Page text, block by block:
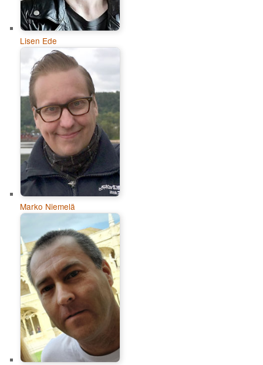
Lisen Ede
Marko Niemelä